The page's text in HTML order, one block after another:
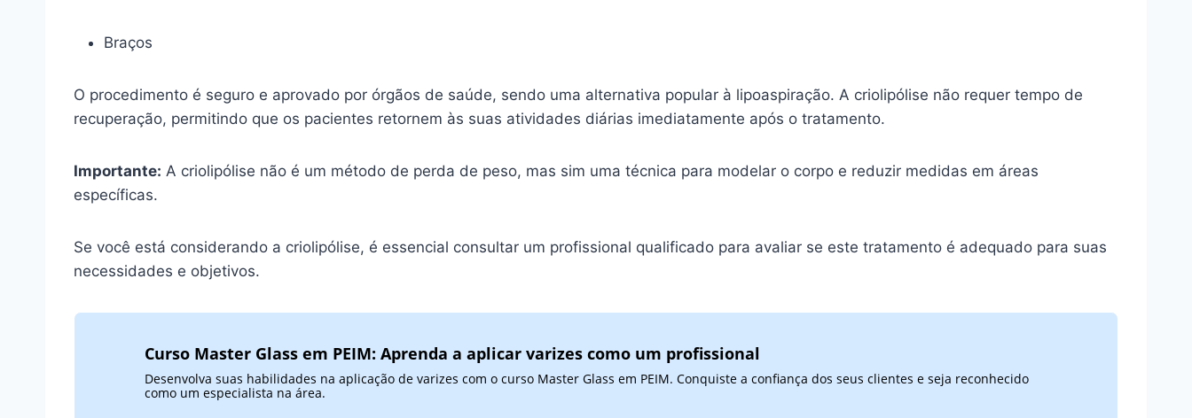
Braços
O procedimento é seguro e aprovado por órgãos de saúde, sendo uma alternativa popular à lipoaspiração. A criolipólise não requer tempo de
recuperação, permitindo que os pacientes retornem às suas atividades diárias imediatamente após o tratamento.
Importante: A criolipólise não é um método de perda de peso, mas sim uma técnica para modelar o corpo e reduzir medidas em áreas
específicas.
Se você está considerando a criolipólise, é essencial consultar um profissional qualificado para avaliar se este tratamento é adequado para suas
necessidades e objetivos.
Curso Master Glass em PEIM: Aprenda a aplicar varizes como um profissional
Desenvolva suas habilidades na aplicação de varizes com o curso Master Glass em PEIM. Conquiste a confiança dos seus clientes e seja reconhecido
como um especialista na área.